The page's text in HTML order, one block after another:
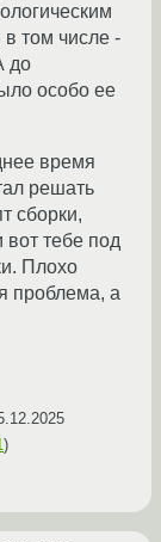
том числе -
до
особо ее
время
решать
сборки,
вот тебе под
Плохо
проблема, а
)